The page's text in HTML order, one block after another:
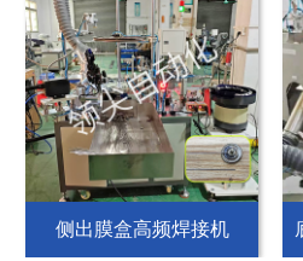
侧出膜盒高频焊接机